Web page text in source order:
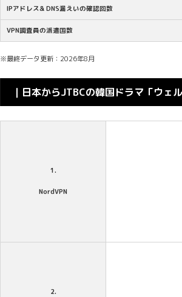
IPアドレス& DNS漏えいの確認回数
VPN調査員の派遣国数
※最終データ更新：2026年8月
｜日本からJTBCの韓国ドラマ「ウェ
1.
NordVPN
2.